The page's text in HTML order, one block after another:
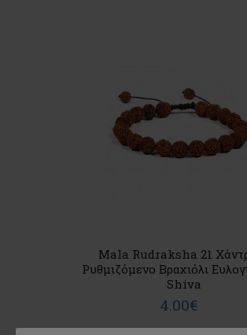
Mala Rudraksha 21
Ρυθμιζόμενο Βραχιόλι
Shiva
4.00€